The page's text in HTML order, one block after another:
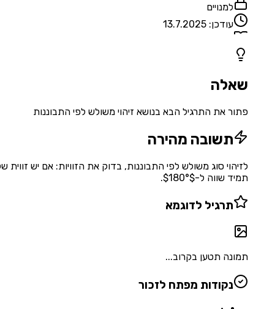
למנויים
עודכן: 13.7.2025
שאלה
פתור את התרגיל הבא בנושא זיהוי משולש לפי התבוננות
תשובה מהירה
תמיד שווה ל-$180°$.
תרגיל לדוגמא
תמונה תטען בקרוב...
נקודות מפתח לזכור